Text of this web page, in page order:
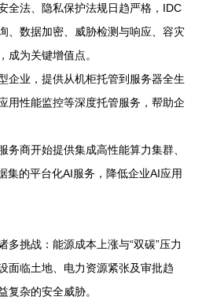
全法、隐私保护法规日趋严格，IDC
、数据加密、威胁检测与响应、容灾
成为关键增值点。
企业，提供从机柜托管到服务器全生
用性能监控等深度托管服务，帮助企
务商开始提供集成高性能算力集群、
集的平台化AI服务，降低企业AI应用
多挑战：能源成本上涨与“双碳”压力
面临土地、电力资源紧张及审批趋
复杂的安全威胁。